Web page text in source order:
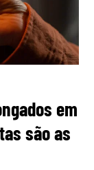
em
são as